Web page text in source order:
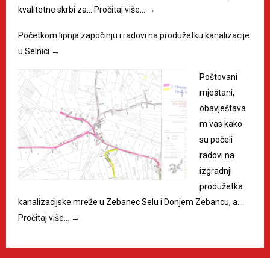
kvalitetne skrbi za…
Pročitaj više… →
Početkom lipnja započinju i radovi na produžetku kanalizacije
u Selnici →
Poštovani
mještani,
obavještava
m vas kako
su počeli
radovi na
izgradnji
produžetka
kanalizacijske mreže u Zebanec Selu i Donjem Zebancu, a…
Pročitaj više…
→